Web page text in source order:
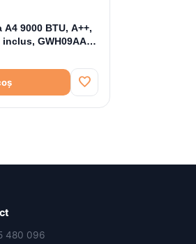
9000 BTU, A++,
GWH09AAA-
favorite
480 096